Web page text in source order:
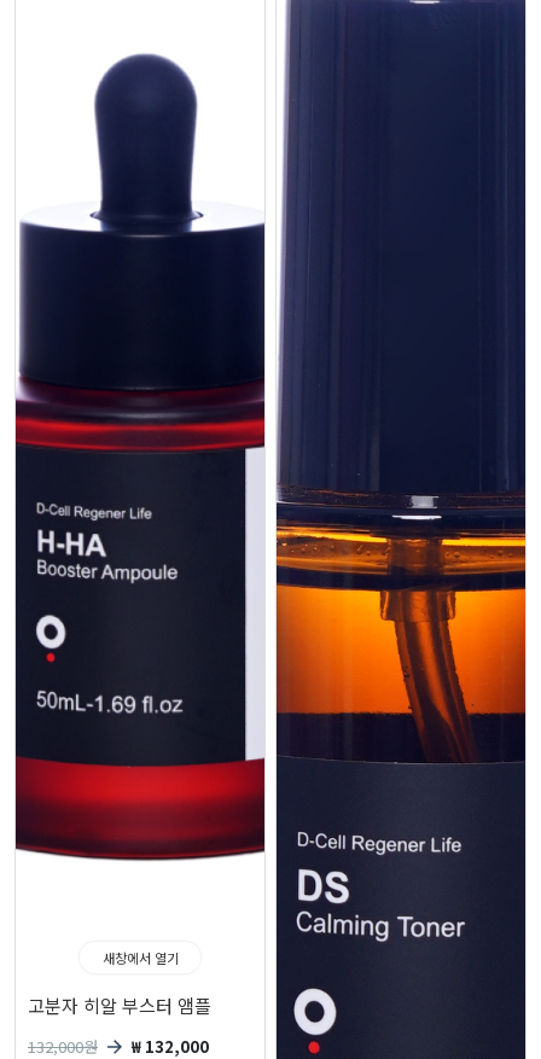
새창에서 열기
고분자 히알 부스터 앰플
132,000원 ₩ 132,000